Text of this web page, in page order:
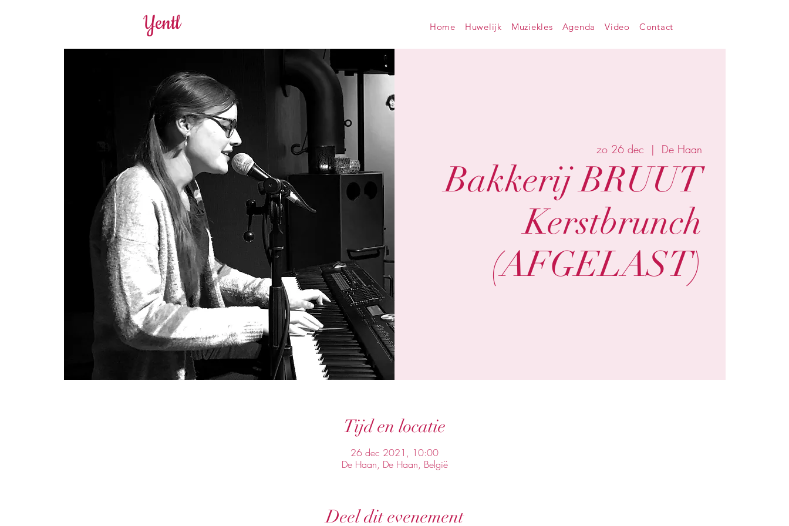
Yentl Home Huwelijk Muziekles Agenda Video Contact
zo 26 dec
  |
De Haan
Bakkerij BRUUT
Kerstbrunch
(AFGELAST)
Tijd en locatie
26 dec 2021, 10:00
De Haan, De Haan, België
Deel dit evenement